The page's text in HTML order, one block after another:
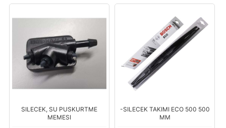
SILECEK, SU PUSKURTME
MEMESI
-SILECEK TAKIMI ECO 500 500
MM